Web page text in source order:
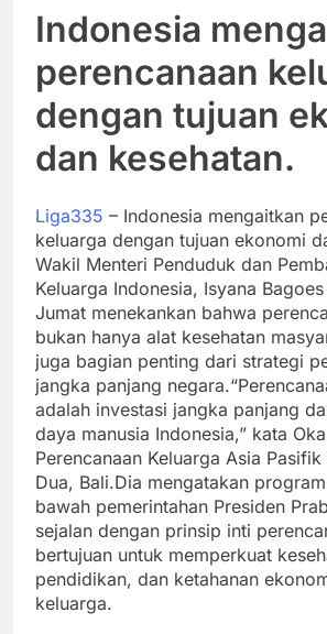
Indonesia
perencanaan
dengan tujuan
dan kesehatan.
Liga335 – Indonesia mengaitkan
keluarga dengan tujuan ekonomi
Wakil Menteri Penduduk dan
Keluarga Indonesia, Isyana
Jumat menekankan bahwa
bukan hanya alat kesehatan
juga bagian penting dari strategi
jangka panjang
adalah investasi jangka panjang
daya manusia Indonesia,” kata
Perencanaan Keluarga Asia
Dua, Bali.Dia mengatakan
bawah pemerintahan Presiden
sejalan dengan prinsip inti
bertujuan untuk memperkuat
pendidikan, dan ketahanan
keluarga.